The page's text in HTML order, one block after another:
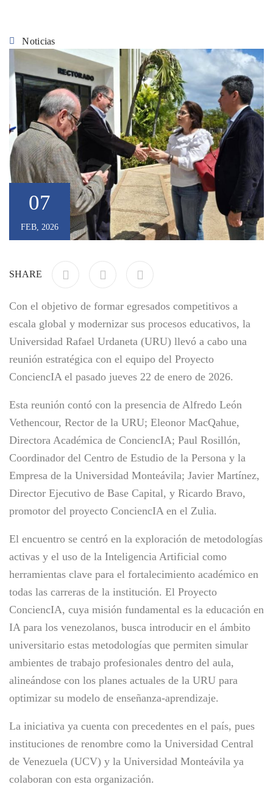
Noticias
07
FEB, 2026
SHARE
Con el objetivo de formar egresados competitivos a
escala global y modernizar sus procesos educativos, la
Universidad Rafael Urdaneta (URU) llevó a cabo una
reunión estratégica con el equipo del Proyecto
ConciencIA el pasado jueves 22 de enero de 2026.
Esta reunión contó con la presencia de Alfredo León
Vethencour, Rector de la URU; Eleonor MacQahue,
Directora Académica de ConciencIA; Paul Rosillón,
Coordinador del Centro de Estudio de la Persona y la
Empresa de la Universidad Monteávila; Javier Martínez,
Director Ejecutivo de Base Capital, y Ricardo Bravo,
promotor del proyecto ConciencIA en el Zulia.
El encuentro se centró en la exploración de metodologías
activas y el uso de la Inteligencia Artificial como
herramientas clave para el fortalecimiento académico en
todas las carreras de la institución. El Proyecto
ConciencIA, cuya misión fundamental es la educación en
IA para los venezolanos, busca introducir en el ámbito
universitario estas metodologías que permiten simular
ambientes de trabajo profesionales dentro del aula,
alineándose con los planes actuales de la URU para
optimizar su modelo de enseñanza-aprendizaje.
La iniciativa ya cuenta con precedentes en el país, pues
instituciones de renombre como la Universidad Central
de Venezuela (UCV) y la Universidad Monteávila ya
colaboran con esta organización.